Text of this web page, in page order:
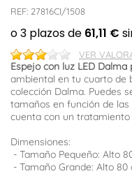
REF: 27816CI/1508
VER
Espejo con luz LED Dalma
ambiental en tu cuarto de
colección Dalma. Puedes
tamaños en función de
cuenta con un
Dimensiones:
- Tamaño Pequeño: Alto
- Tamaño Grande: Alto 80